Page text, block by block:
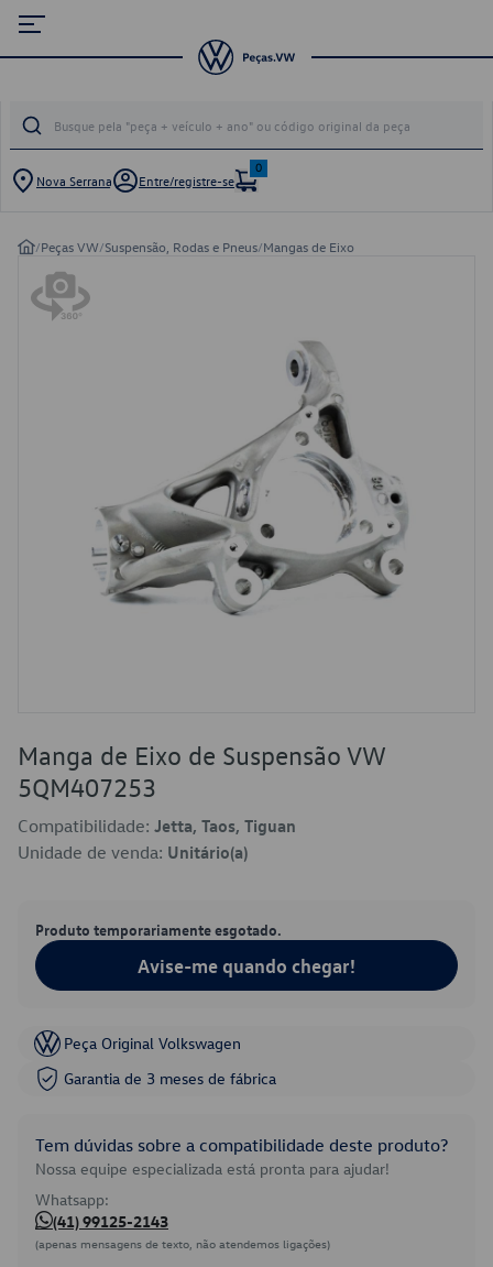
Nova Serrana Entre/registre-se
0
/Peças VW/Suspensão, Rodas e Pneus/Mangas de Eixo
Manga de Eixo de Suspensão VW
5QM407253
Compatibilidade: Jetta, Taos, Tiguan
Unidade de venda: Unitário(a)
Produto temporariamente esgotado.
Avise-me quando chegar!
Peça Original Volkswagen
Garantia de 3 meses de fábrica
Tem dúvidas sobre a compatibilidade deste produto?
Nossa equipe especializada está pronta para ajudar!
Whatsapp:
(41) 99125-2143
(apenas mensagens de texto, não atendemos ligações)